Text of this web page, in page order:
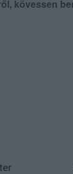
kövessen